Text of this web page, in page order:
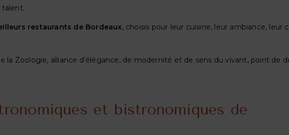
talent.
restaurants de Bordeaux, choisis pour leur cuisine, leur ambiance, leur
la Zoologie, alliance d’élégance, de modernité et de sens du vivant, point de
et bistronomiques de